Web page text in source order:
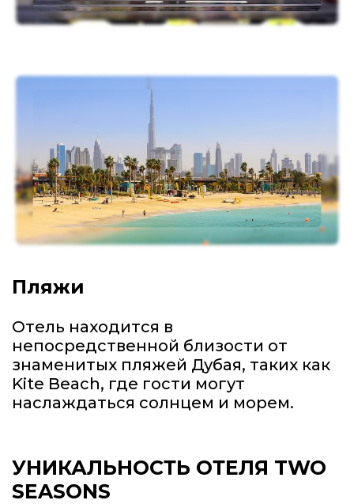
Пляжи
Отель находится в
непосредственной близости от
знаменитых пляжей Дубая, таких как
Kite Beach, где гости могут
наслаждаться солнцем и морем.
УНИКАЛЬНОСТЬ ОТЕЛЯ TWO
SEASONS